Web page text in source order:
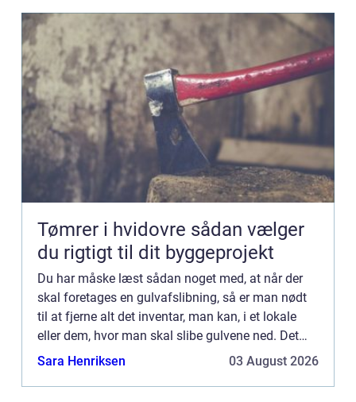
Tømrer i hvidovre sådan vælger
du rigtigt til dit byggeprojekt
Du har måske læst sådan noget med, at når der
skal foretages en gulvafslibning, så er man nødt
til at fjerne alt det inventar, man kan, i et lokale
eller dem, hvor man skal slibe gulvene ned. Det
giver jo sig selv...
Sara Henriksen 03 August 2026